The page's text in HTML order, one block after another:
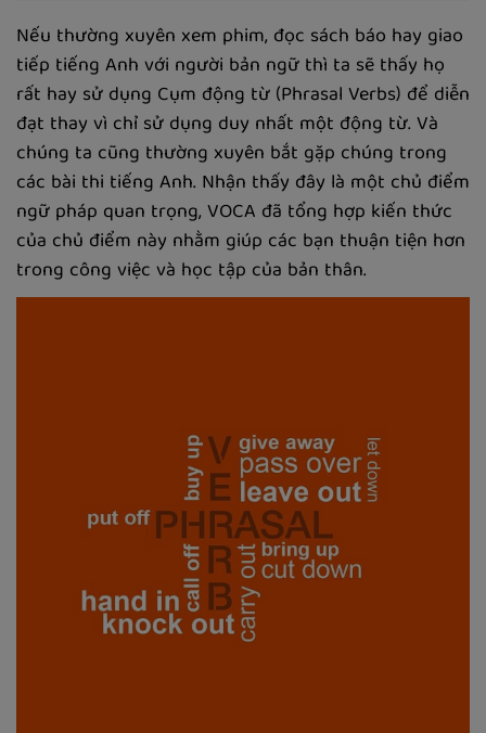
Nếu thường xuyên xem phim, đọc sách báo hay giao
tiếp tiếng Anh với người bản ngữ thì ta sẽ thấy họ
rất hay sử dụng Cụm động từ (Phrasal Verbs) để diễn
đạt thay vì chỉ sử dụng duy nhất một động từ. Và
chúng ta cũng thường xuyên bắt gặp chúng trong
các bài thi tiếng Anh. Nhận thấy đây là một chủ điểm
ngữ pháp quan trọng, VOCA đã tổng hợp kiến thức
của chủ điểm này nhằm giúp các bạn thuận tiện hơn
trong công việc và học tập của bản thân.